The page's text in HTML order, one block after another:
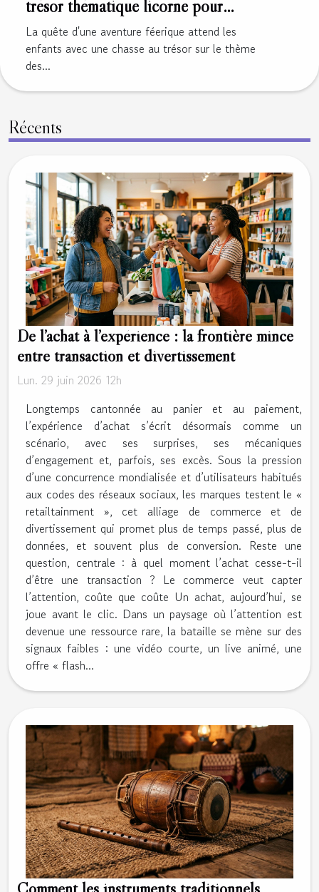
trésor thématique licorne pour
enfants
La quête d'une aventure féerique attend les
enfants avec une chasse au trésor sur le thème
des...
Récents
De l’achat à l’expérience : la frontière mince
entre transaction et divertissement
Lun. 29 juin 2026 12h
Longtemps cantonnée au panier et au paiement,
l’expérience d’achat s’écrit désormais comme un
scénario, avec ses surprises, ses mécaniques
d’engagement et, parfois, ses excès. Sous la pression
d’une concurrence mondialisée et d’utilisateurs habitués
aux codes des réseaux sociaux, les marques testent le «
retailtainment », cet alliage de commerce et de
divertissement qui promet plus de temps passé, plus de
données, et souvent plus de conversion. Reste une
question, centrale : à quel moment l’achat cesse-t-il
d’être une transaction ? Le commerce veut capter
l’attention, coûte que coûte Un achat, aujourd’hui, se
joue avant le clic. Dans un paysage où l’attention est
devenue une ressource rare, la bataille se mène sur des
signaux faibles : une vidéo courte, un live animé, une
offre « flash...
Comment les instruments traditionnels